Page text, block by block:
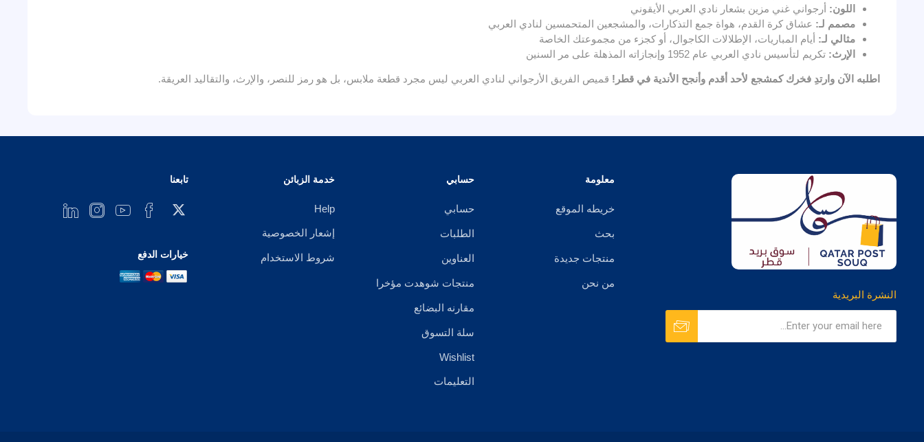
اللون: أرجواني غني مزين بشعار نادي العربي الأيقوني
مصمم لـ: عشاق كرة القدم، هواة جمع التذكارات، والمشجعين المتحمسين لنادي العربي
مثالي لـ: أيام المباريات، الإطلالات الكاجوال، أو كجزء من مجموعتك الخاصة
الإرث: تكريم لتأسيس نادي العربي عام 1952 وإنجازاته المذهلة على مر السنين
اطلبه الآن وارتدِ فخرك كمشجع لأحد أقدم وأنجح الأندية في قطر! قميص الفريق الأرجواني لنادي العربي ليس مجرد قطعة ملابس، بل هو رمز للنصر، والإرث، والتقاليد العريقة.
النشرة البريدية
معلومة
خريطه الموقع
بحث
منتجات جديدة
من نحن
حسابي
حسابي
الطلبات
العناوين
منتجات شوهدت مؤخرا
مقارنه البضائع
سلة التسوق
Wishlist
التعليمات
خدمة الزبائن
Help
إشعار الخصوصية
شروط الاستخدام
تابعنا
خيارات الدفع